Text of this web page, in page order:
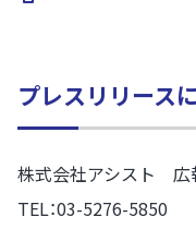
プレスリリース
株式会社アシスト 広
TEL：03-5276-5850